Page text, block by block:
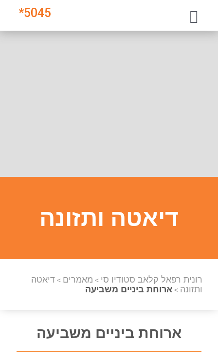
5045
*
דיאטה ותזונה
רונית רפאל קלאב סטודיו סי > מאמרים > דיאטה
ותזונה > ארוחת ביניים משביעה
ארוחת ביניים משביעה